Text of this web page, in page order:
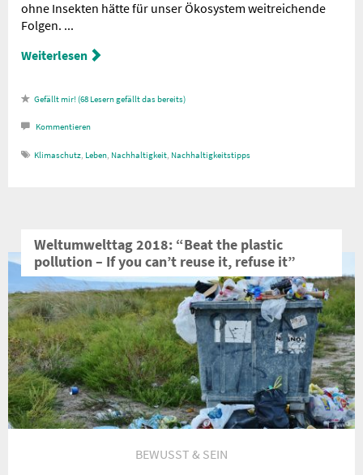
ohne Insekten hätte für unser Ökosystem weitreichende
Folgen. ...
Weiterlesen
68 Lesern gefällt das
Kommentieren
Klimaschutz, Leben, Nachhaltigkeit, Nachhaltigkeitstipps
Weltumwelttag 2018: “Beat the plastic
pollution – If you can’t reuse it, refuse it”
BEWUSST & SEIN